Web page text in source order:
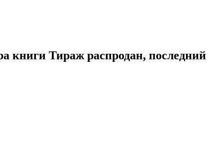
книги Тираж распродан, последний